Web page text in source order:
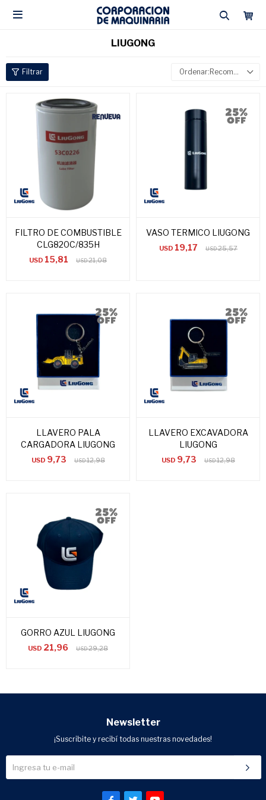

LIUGONG
Recomendados
FILTRO DE COMBUSTIBLE
CLG820C/835H
USD 15,81 USD21,08
VASO TERMICO LIUGONG
USD 19,17 USD25,57
LLAVERO PALA
CARGADORA LIUGONG
USD 9,73 USD12,98
LLAVERO EXCAVADORA
LIUGONG
USD 9,73 USD12,98
GORRO AZUL LIUGONG
USD 21,96 USD29,28
Newsletter
¡Suscribite y recibí todas nuestras novedades!